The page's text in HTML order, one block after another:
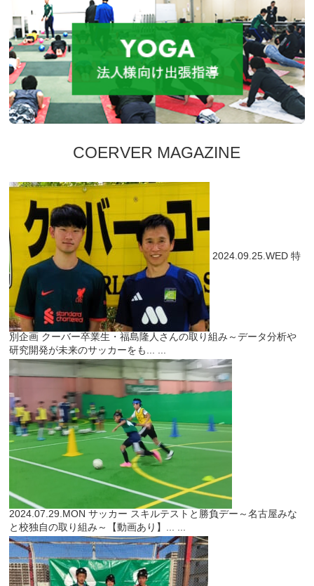
COERVER MAGAZINE
2024.09.25.WED 特
別企画 クーバー卒業生・福島隆人さんの取り組み～データ分析や
研究開発が未来のサッカーをも... ...
2024.07.29.MON サッカー スキルテストと勝負デー～名古屋みな
と校独自の取り組み～【動画あり】... ...